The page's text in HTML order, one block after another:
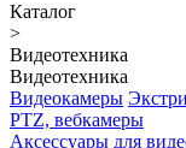
Каталог
>
Видеотехника
Видеотехника
Видеокамеры
PTZ, вебкамеры
Аксессуары для